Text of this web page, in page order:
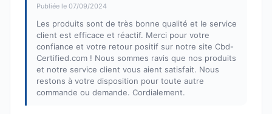
Publiée le 07/09/2024
Les produits sont de très bonne qualité et le service
client est efficace et réactif. Merci pour votre
confiance et votre retour positif sur notre site Cbd-
Certified.com ! Nous sommes ravis que nos produits
et notre service client vous aient satisfait. Nous
restons à votre disposition pour toute autre
commande ou demande. Cordialement.